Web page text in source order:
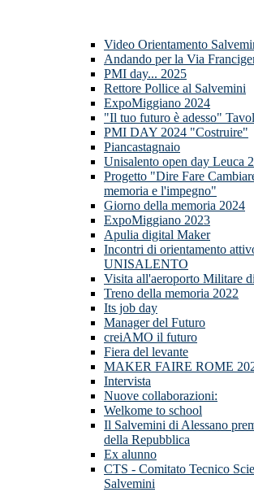
Video Orientamento
Andando per la Via
PMI day... 2025
Rettore Pollice al Salvemini
ExpoMiggiano 2024
"Il tuo futuro è adesso"
PMI DAY 2024 "Costruire"
Piancastagnaio
Unisalento open day Leuca
Progetto "Dire Fare
memoria e l'impegno"
Giorno della memoria 2024
ExpoMiggiano 2023
Apulia digital Maker
Incontri di orientamento
UNISALENTO
Visita all'aeroporto Militare
Treno della memoria 2022
Its job day
Manager del Futuro
creiAMO il futuro
Fiera del levante
MAKER FAIRE ROME
Intervista
Nuove collaborazioni:
Welkome to school
Il Salvemini di Alessano
della Repubblica
Ex alunno
CTS - Comitato Tecnico
Salvemini